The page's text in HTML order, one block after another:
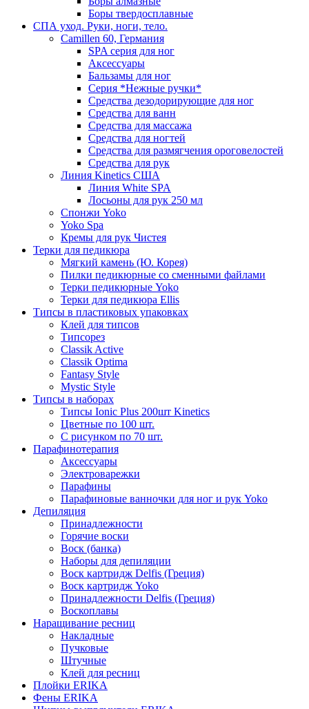
Боры твердосплавные
СПА уход. Руки, ноги, тело.
Camillen 60, Германия
SPA серия для ног
Аксессуары
Бальзамы для ног
Серия *Нежные ручки*
Средства дезодорирующие для ног
Средства для ванн
Средства для массажа
Средства для ногтей
Средства для размягчения ороговелостей
Средства для рук
Линия Kinetics США
Линия White SPA
Лосьоны для рук 250 мл
Спонжи Yoko
Yoko Spa
Кремы для рук Чистея
Терки для педикюра
Мягкий камень (Ю. Корея)
Пилки педикюрные со сменными файлами
Терки педикюрные Yoko
Терки для педикюра Ellis
Типсы в пластиковых упаковках
Клей для типсов
Типсорез
Classik Active
Classik Optima
Fantasy Style
Mystic Style
Типсы в наборах
Типсы Ionic Plus 200шт Kinetics
Цветные по 100 шт.
С рисунком по 70 шт.
Парафинотерапия
Аксессуары
Электроварежки
Парафины
Парафиновые ванночки для ног и рук Yoko
Депиляция
Принадлежности
Горячие воски
Воск (банка)
Наборы для депиляции
Воск картридж Delfis (Греция)
Воск картридж Yoko
Принадлежности Delfis (Греция)
Воскоплавы
Наращивание ресниц
Накладные
Пучковые
Штучные
Клей для ресниц
Плойки ERIKA
Фены ERIKA